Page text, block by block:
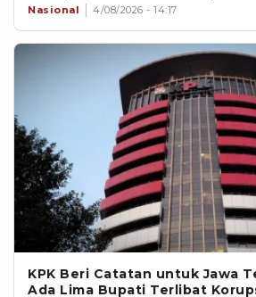
Nasional 4/08/2026 - 14:17
KPK Beri Catatan untuk Jawa
Ada Lima Bupati Terlibat